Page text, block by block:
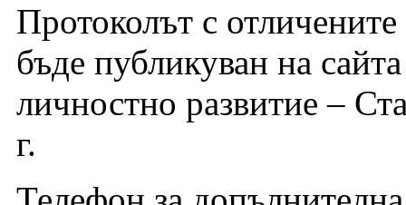
Протоколът с
бъде публикуван на
личностно развитие –
г.